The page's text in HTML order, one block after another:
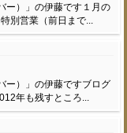
ー）」の伊藤です１月の
別営業（前日まで...
ー）」の伊藤ですブログ
年も残すところ...